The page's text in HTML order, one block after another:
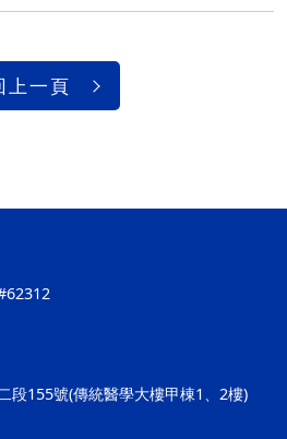
上一頁
段155號(傳統醫學大樓甲棟1、2樓)